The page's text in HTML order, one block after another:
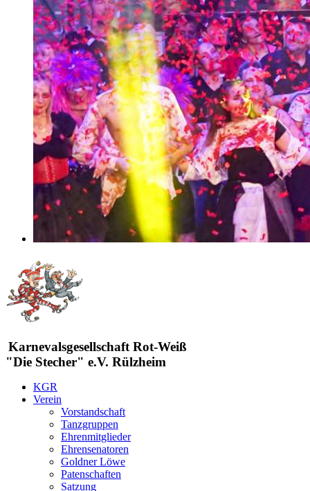
Karnevalsgesellschaft Rot-Weiß
"Die Stecher" e.V. Rülzheim
KGR
Verein
Vorstandschaft
Tanzgruppen
Ehrenmitglieder
Ehrensenatoren
Goldner Löwe
Patenschaften
Satzung